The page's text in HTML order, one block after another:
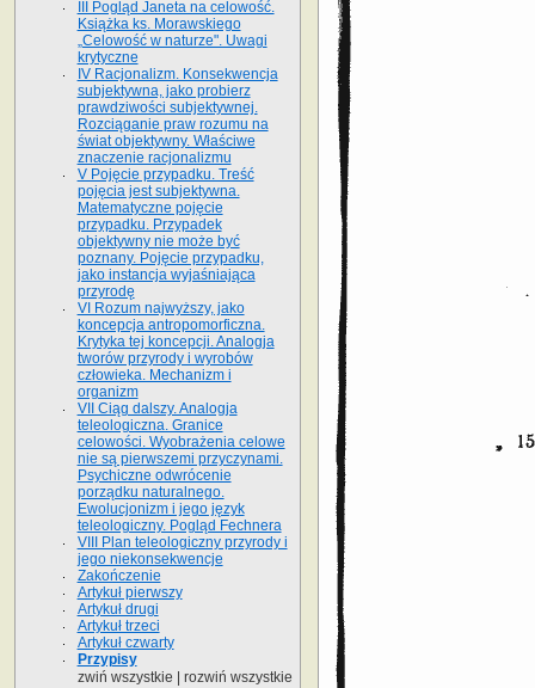
III Pogląd Janeta na celowość.
Książka ks. Morawskiego
„Celowość w naturze". Uwagi
krytyczne
IV Racjonalizm. Konsekwencja
subjektywna, jako probierz
prawdziwości subjektywnej.
Rozciąganie praw rozumu na
świat objektywny. Właściwe
znaczenie racjonalizmu
V Pojęcie przypadku. Treść
pojęcia jest subjektywna.
Matematyczne pojęcie
przypadku. Przypadek
objektywny nie może być
poznany. Pojęcie przypadku,
jako instancja wyjaśniająca
przyrodę
VI Rozum najwyższy, jako
koncepcja antropomorficzna.
Krytyka tej koncepcji. Analogja
tworów przyrody i wyrobów
człowieka. Mechanizm i
organizm
VII Ciąg dalszy. Analogja
teleologiczna. Granice
celowości. Wyobrażenia celowe
nie są pierwszemi przyczynami.
Psychiczne odwrócenie
porządku naturalnego.
Ewolucjonizm i jego język
teleologiczny. Pogląd Fechnera
VIII Plan teleologiczny przyrody i
jego niekonsekwencje
Zakończenie
Artykuł pierwszy
Artykuł drugi
Artykuł trzeci
Artykuł czwarty
Przypisy
zwiń wszystkie
rozwiń wszystkie